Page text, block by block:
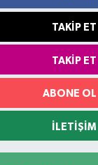
TAKIP ET
TAKIP ET
ABONE OL
İLETIŞIM